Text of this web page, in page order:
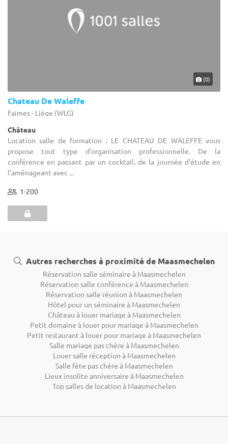
(0)
Chateau De Waleffe
Faimes - Liège (WLG)
Château
Location salle de formation : LE CHATEAU DE WALEFFE vous
propose tout type d'organisation professionnelle. De la
conférence en passant par un cocktail, de la journée d'étude en
l'aménageant avec ...
1-200
Autres recherches à proximité de Maasmechelen
Réservation salle séminaire à Maasmechelen
Réservation salle conférence à Maasmechelen
Réservation salle réunion à Maasmechelen
Hôtel pour un séminaire à Maasmechelen
Château à louer mariage à Maasmechelen
Petit domaine à louer pour mariage à Maasmechelen
Petit restaurant à louer pour mariage à Maasmechelen
Salle mariage pas chère à Maasmechelen
Louer salle réception à Maasmechelen
Salle fête pas chère à Maasmechelen
Lieux insolite anniversaire à Maasmechelen
Top salles de location à Maasmechelen